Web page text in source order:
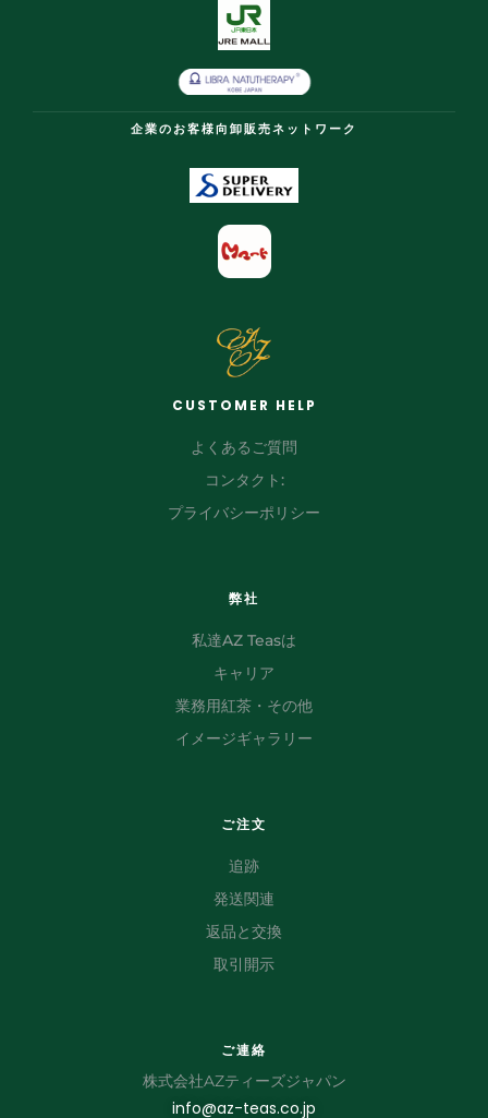
企業のお客様向卸販売ネットワーク
CUSTOMER HELP
よくあるご質問
コンタクト:
プライバシーポリシー
弊社
私達AZ Teasは
キャリア
業務用紅茶・その他
イメージギャラリー
ご注文
追跡
発送関連
返品と交換
取引開示
ご連絡
株式会社AZティーズジャパン
info@az-teas.co.jp